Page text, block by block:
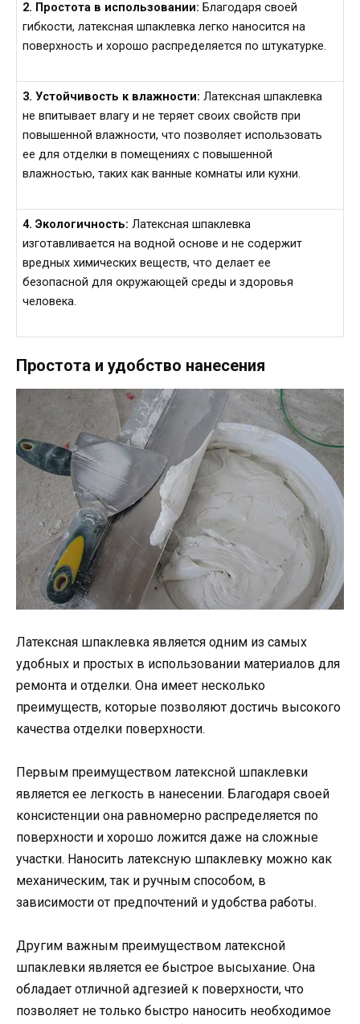
2. Простота в использовании: Благодаря своей
гибкости, латексная шпаклевка легко наносится на
поверхность и хорошо распределяется по штукатурке.
3. Устойчивость к влажности: Латексная шпаклевка
не впитывает влагу и не теряет своих свойств при
повышенной влажности, что позволяет использовать
ее для отделки в помещениях с повышенной
влажностью, таких как ванные комнаты или кухни.
4. Экологичность: Латексная шпаклевка
изготавливается на водной основе и не содержит
вредных химических веществ, что делает ее
безопасной для окружающей среды и здоровья
человека.
Простота и удобство нанесения
Латексная шпаклевка является одним из самых
удобных и простых в использовании материалов для
ремонта и отделки. Она имеет несколько
преимуществ, которые позволяют достичь высокого
качества отделки поверхности.
Первым преимуществом латексной шпаклевки
является ее легкость в нанесении. Благодаря своей
консистенции она равномерно распределяется по
поверхности и хорошо ложится даже на сложные
участки. Наносить латексную шпаклевку можно как
механическим, так и ручным способом, в
зависимости от предпочтений и удобства работы.
Другим важным преимуществом латексной
шпаклевки является ее быстрое высыхание. Она
обладает отличной адгезией к поверхности, что
позволяет не только быстро наносить необходимое